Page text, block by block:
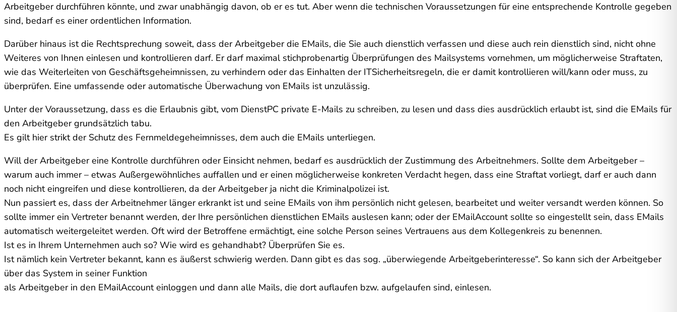
Arbeitgeber durchführen könnte, und zwar unabhängig davon, ob er es tut. Aber wenn die technischen Voraussetzungen für eine entsprechende Kontrolle gegeben
sind, bedarf es einer ordentlichen Information.
Darüber hinaus ist die Rechtsprechung soweit, dass der Arbeitgeber die E­Mails, die Sie auch dienstlich verfassen und diese auch rein dienstlich sind, nicht ohne
Weiteres von Ihnen einlesen und kontrollieren darf. Er darf maximal stichprobenartig Überprüfungen des Mailsystems vornehmen, um möglicherweise Straftaten,
wie das Weiterleiten von Geschäftsgeheimnissen, zu verhindern oder das Einhalten der IT­Sicherheitsregeln, die er damit kontrollieren will/kann oder muss, zu
überprüfen. Eine umfassende oder automatische Überwachung von E­Mails ist unzulässig.
Unter der Voraussetzung, dass es die Erlaubnis gibt, vom Dienst­PC private E-Mails zu schreiben, zu lesen und dass dies ausdrücklich erlaubt ist, sind die E­Mails für
den Arbeitgeber grundsätzlich tabu.
Es gilt hier strikt der Schutz des Fernmeldegeheimnisses, dem auch die E­Mails unterliegen.
Will der Arbeitgeber eine Kontrolle durchführen oder Einsicht nehmen, bedarf es ausdrücklich der Zustimmung des Arbeitnehmers. Sollte dem Arbeitgeber –
warum auch immer – etwas Außergewöhnliches auffallen und er einen möglicherweise konkreten Verdacht hegen, dass eine Straftat vorliegt, darf er auch dann
noch nicht eingreifen und diese kontrollieren, da der Arbeitgeber ja nicht die Kriminalpolizei ist.
Nun passiert es, dass der Arbeitnehmer länger erkrankt ist und seine E­Mails von ihm persönlich nicht gelesen, bearbeitet und weiter versandt werden können. So
sollte immer ein Vertreter benannt werden, der Ihre persönlichen dienstlichen E­Mails auslesen kann; oder der E­Mail­Account sollte so eingestellt sein, dass E­Mails
automatisch weitergeleitet werden. Oft wird der Betroffene ermächtigt, eine solche Person seines Vertrauens aus dem Kollegenkreis zu benennen.
Ist es in Ihrem Unternehmen auch so? Wie wird es gehandhabt? Überprüfen Sie es.
Ist nämlich kein Vertreter bekannt, kann es äußerst schwierig werden. Dann gibt es das sog. „überwiegende Arbeitgeberinteresse“. So kann sich der Arbeitgeber
über das System in seiner Funktion
als Arbeitgeber in den E­Mail­Account einloggen und dann alle Mails, die dort auflaufen bzw. aufgelaufen sind, einlesen.